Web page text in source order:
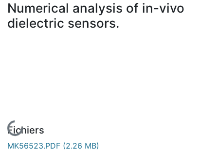
À propos
Numerical analysis of in-vivo
dielectric sensors.
En cours de chargement...
Fichiers
MK56523.PDF (2.26 MB)